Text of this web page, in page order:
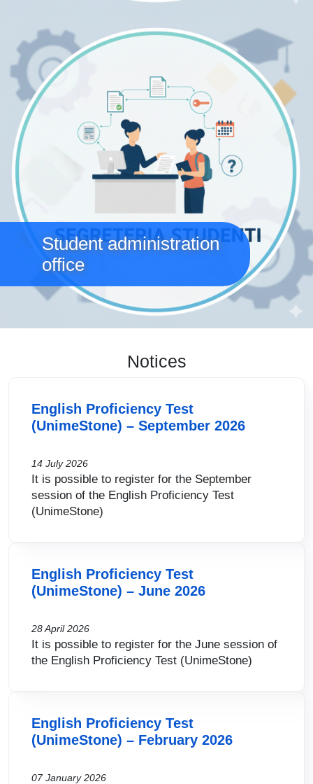
Student administration
office
Notices
English Proficiency Test
(UnimeStone) – September 2026
14 July 2026
It is possible to register for the September
session of the English Proficiency Test
(UnimeStone)
English Proficiency Test
(UnimeStone) – June 2026
28 April 2026
It is possible to register for the June session of
the English Proficiency Test (UnimeStone)
English Proficiency Test
(UnimeStone) – February 2026
07 January 2026